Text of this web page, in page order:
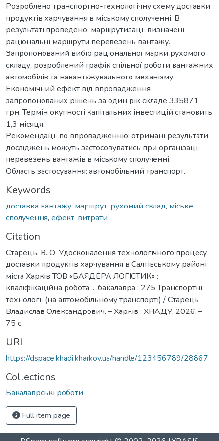
Розроблено транспортно-технологічну схему доставки
продуктів харчування в міському сполученні. В
результаті проведеної маршрутизації визначені
раціональні маршрути перевезень вантажу.
Запропонований вибір раціональної марки рухомого
складу, розроблений графік спільної роботи вантажних
автомобілів та навантажувального механізму.
Економічний ефект від впровадження
запропонованих рішень за один рік складе 335871
грн. Термін окупності капітальних інвестицій становить
1,3 місяця.
Рекомендації по впровадженню: отримані результати
досліджень можуть застосовуватись при організації
перевезень вантажів в міському сполученні.
Область застосування: автомобільний транспорт.
Keywords
доставка вантажу, маршрут, рухомий склад, міське
сполучення, ефект, витрати
Citation
Старець, В. О. Удосконалення технологічного процесу
доставки продуктів харчування в Салтівському районі
міста Харків ТОВ «БАЯДЕРА ЛОГІСТИК» :
кваліфікаційна робота ... бакалавра : 275 Транспортні
технології (на автомобільному транспорті) / Старець
Владислав Олександрович. – Харків : ХНАДУ, 2026. –
75 с.
URI
https://dspace.khadi.kharkov.ua/handle/123456789/28867
Collections
Бакалаврські роботи
Full item page